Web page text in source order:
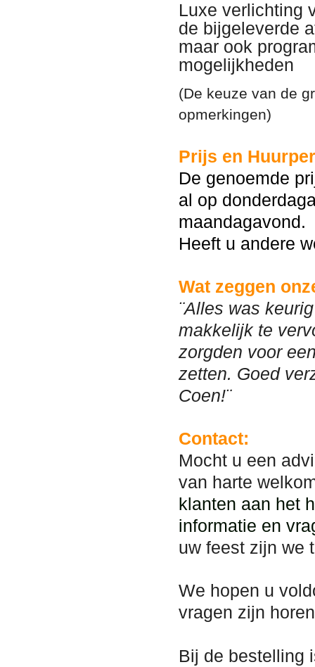
Luxe verlichting
de bijgeleverde
maar ook
mogelijkheden
(De keuze van de
opmerkingen)
Prijs en
De genoemde
al op
maandagavond.
Heeft u andere
Wat zeggen
¨Alles was
makkelijk te
zorgden voor
zetten. Goed
Coen!¨
Contact:
Mocht u een
van harte
klanten aan het
informatie en
uw feest zijn we
We hopen u
vragen zijn
Bij de bestelling